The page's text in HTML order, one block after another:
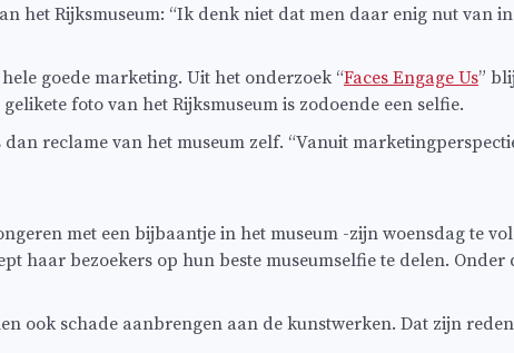
het Rijksmuseum: “Ik denk niet dat men daar enig nut van
goede marketing. Uit het onderzoek “Faces Engage Us”
foto van het Rijksmuseum is zodoende een selfie.
reclame van het museum zelf. “Vanuit
met een bijbaantje in het museum -zijn woensdag te
haar bezoekers op hun beste museumselfie te delen.
ook schade aanbrengen aan de kunstwerken. Dat zijn